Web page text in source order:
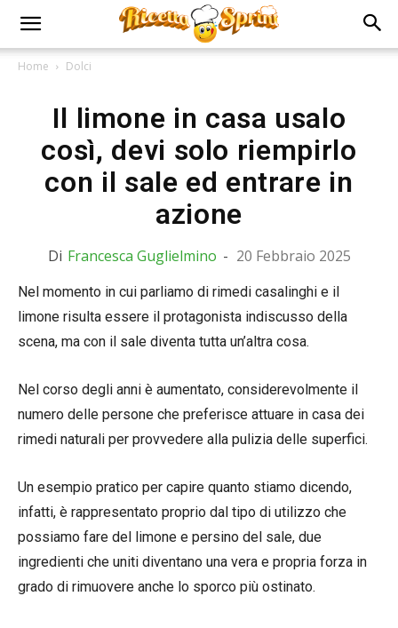
Home Dolci
Il limone in casa usalo
così, devi solo riempirlo
con il sale ed entrare in
azione
Di Francesca Guglielmino - 20 Febbraio 2025
Nel momento in cui parliamo di rimedi casalinghi e il
limone risulta essere il protagonista indiscusso della
scena, ma con il sale diventa tutta un’altra cosa.
Nel corso degli anni è aumentato, considerevolmente il
numero delle persone che preferisce attuare in casa dei
rimedi naturali per provvedere alla pulizia delle superfici.
Un esempio pratico per capire quanto stiamo dicendo,
infatti, è rappresentato proprio dal tipo di utilizzo che
possiamo fare del limone e persino del sale, due
ingredienti che uniti diventano una vera e propria forza in
grado di rimuovere anche lo sporco più ostinato.